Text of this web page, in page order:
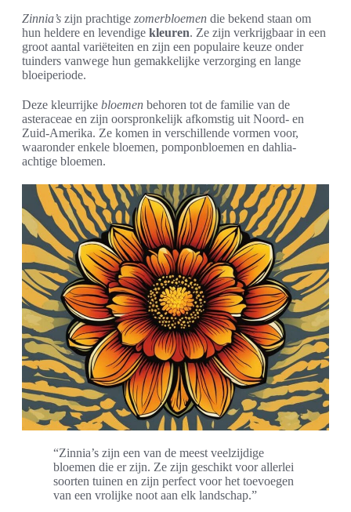
Zinnia’s zijn prachtige zomerbloemen die bekend staan om
hun heldere en levendige kleuren. Ze zijn verkrijgbaar in een
groot aantal variëteiten en zijn een populaire keuze onder
tuinders vanwege hun gemakkelijke verzorging en lange
bloeiperiode.
Deze kleurrijke bloemen behoren tot de familie van de
asteraceae en zijn oorspronkelijk afkomstig uit Noord- en
Zuid-Amerika. Ze komen in verschillende vormen voor,
waaronder enkele bloemen, pomponbloemen en dahlia-
achtige bloemen.
“Zinnia’s zijn een van de meest veelzijdige
bloemen die er zijn. Ze zijn geschikt voor allerlei
soorten tuinen en zijn perfect voor het toevoegen
van een vrolijke noot aan elk landschap.”